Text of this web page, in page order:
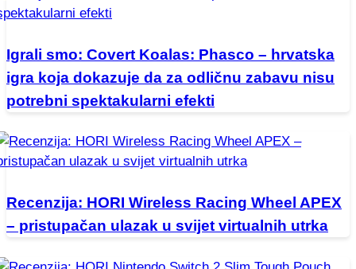
Igrali smo: Covert Koalas: Phasco – hrvatska
igra koja dokazuje da za odličnu zabavu nisu
potrebni spektakularni efekti
Recenzija: HORI Wireless Racing Wheel APEX
– pristupačan ulazak u svijet virtualnih utrka